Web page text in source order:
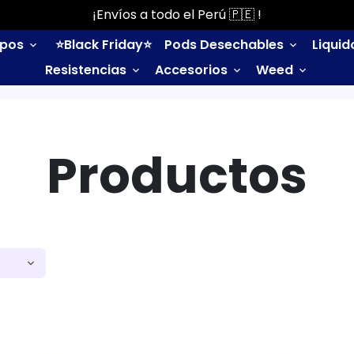
¡Envíos a todo el Perú 🇵🇪 !
keyboard_arrow_down ⭐️Black Friday⭐️ Pods Desechables keyboard_arrow_down
Resistencias keyboard_arrow_down Accesorios keyboard_arrow_down Weed keyboard_arrow_down
Productos